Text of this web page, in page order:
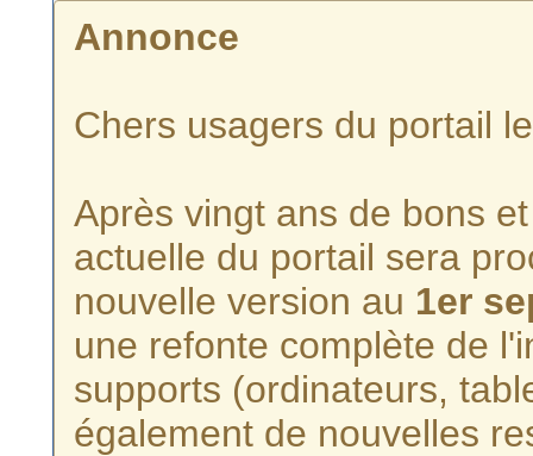
Annonce
Chers usagers du portail
Après vingt ans de bons
actuelle du portail sera
nouvelle version au 1er
une refonte complète de
supports (ordinateurs,
également de nouvelles